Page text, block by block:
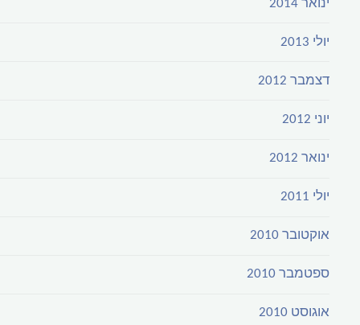
ינואר 2014
יולי 2013
דצמבר 2012
יוני 2012
ינואר 2012
יולי 2011
אוקטובר 2010
ספטמבר 2010
אוגוסט 2010